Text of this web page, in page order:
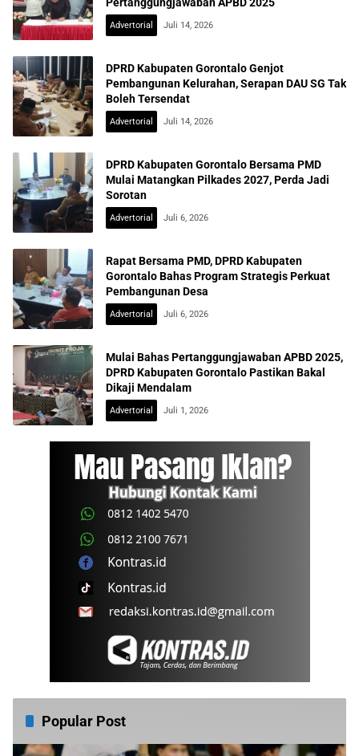
Advertorial Juli 14, 2026
DPRD Kabupaten Gorontalo Genjot
Pembangunan Kelurahan, Serapan DAU SG Tak
Boleh Tersendat
Advertorial Juli 14, 2026
DPRD Kabupaten Gorontalo Bersama PMD
Mulai Matangkan Pilkades 2027, Perda Jadi
Sorotan
Advertorial Juli 6, 2026
Rapat Bersama PMD, DPRD Kabupaten
Gorontalo Bahas Program Strategis Perkuat
Pembangunan Desa
Advertorial Juli 6, 2026
Mulai Bahas Pertanggungjawaban APBD 2025,
DPRD Kabupaten Gorontalo Pastikan Bakal
Dikaji Mendalam
Advertorial Juli 1, 2026
Popular Post